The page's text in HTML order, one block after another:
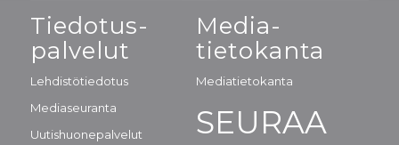
Tiedotus-
palvelut
Lehdistötiedotus
Mediaseuranta
Uutishuonepalvelut
Media-
tietokanta
Mediatietokanta
SEURAA